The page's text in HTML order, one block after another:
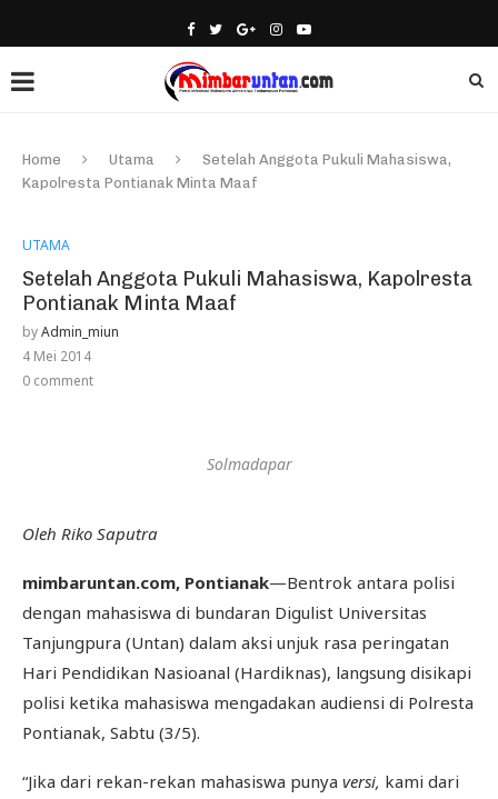
Home Utama
Setelah Anggota Pukuli Mahasiswa,
Kapolresta Pontianak Minta Maaf
UTAMA
Setelah Anggota Pukuli Mahasiswa, Kapolresta
Pontianak Minta Maaf
byAdmin_miun
4 Mei 2014
0 comment
Solmadapar
Oleh Riko Saputra
mimbaruntan.com, Pontianak—Bentrok antara polisi
dengan mahasiswa di bundaran Digulist Universitas
Tanjungpura (Untan) dalam aksi unjuk rasa peringatan
Hari Pendidikan Nasioanal (Hardiknas), langsung disikapi
polisi ketika mahasiswa mengadakan audiensi di Polresta
Pontianak, Sabtu (3/5).
“Jika dari rekan-rekan mahasiswa punya versi, kami dari